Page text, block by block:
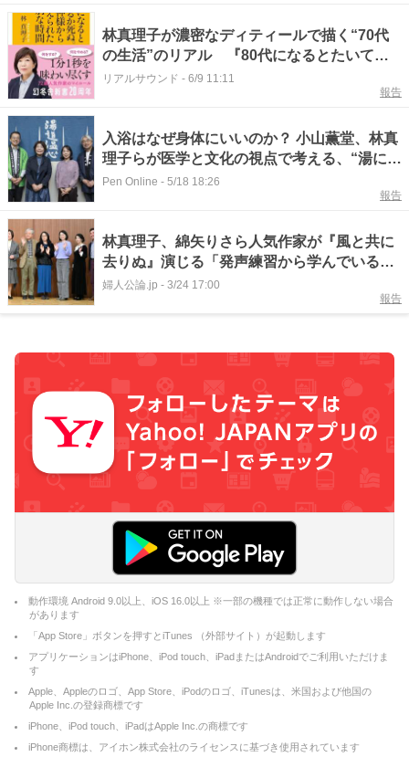
林真理子が濃密なディティールで描く“70代
の生活”のリアル 『80代になるとたいてい
ボケるか死ぬ』ベストセラーに
リアルサウンド - 6/9 11:11
報告
入浴はなぜ身体にいいのか？ 小山薫堂、林真
理子らが医学と文化の視点で考える、“湯に浸
かる価値”
Pen Online - 5/18 18:26
報告
林真理子、綿矢りさら人気作家が『風と共に
去りぬ』演じる「発声練習から学んでいる。
真剣に見てほしい」
婦人公論.jp - 3/24 17:00
報告
動作環境 Android 9.0以上、iOS 16.0以上 ※一部の機種では正常に動作しない場合
があります
「App Store」ボタンを押すとiTunes （外部サイト）が起動します
アプリケーションはiPhone、iPod touch、iPadまたはAndroidでご利用いただけま
す
Apple、Appleのロゴ、App Store、iPodのロゴ、iTunesは、米国および他国の
Apple Inc.の登録商標です
iPhone、iPod touch、iPadはApple Inc.の商標です
iPhone商標は、アイホン株式会社のライセンスに基づき使用されています